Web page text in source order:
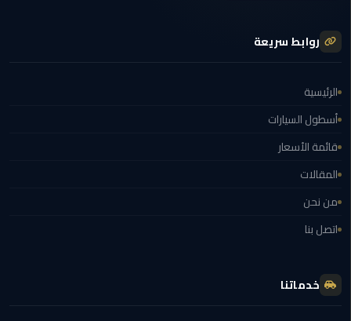
مصر
الجديدة
ليموزين
مدينة
نصر
ليموزين
ليموزين
ليموزين
روابط سريعة
الرئيسية
أسطول السيارات
قائمة الأسعار
المقالات
من نحن
اتصل بنا
خدماتنا